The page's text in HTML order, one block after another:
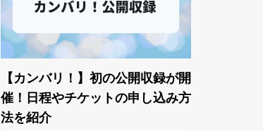
【カンバリ！】初の公開収録が開
催！日程やチケットの申し込み方
法を紹介